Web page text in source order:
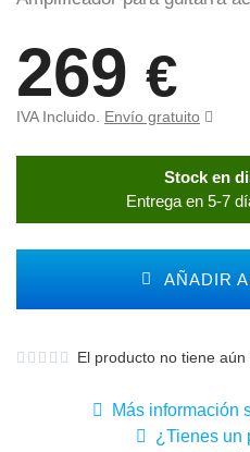
269 €
IVA Incluido. Envío gratuito
Stock en
Entrega en 5-7
AÑADIR
El producto no tiene
Más información
¿Tienes un